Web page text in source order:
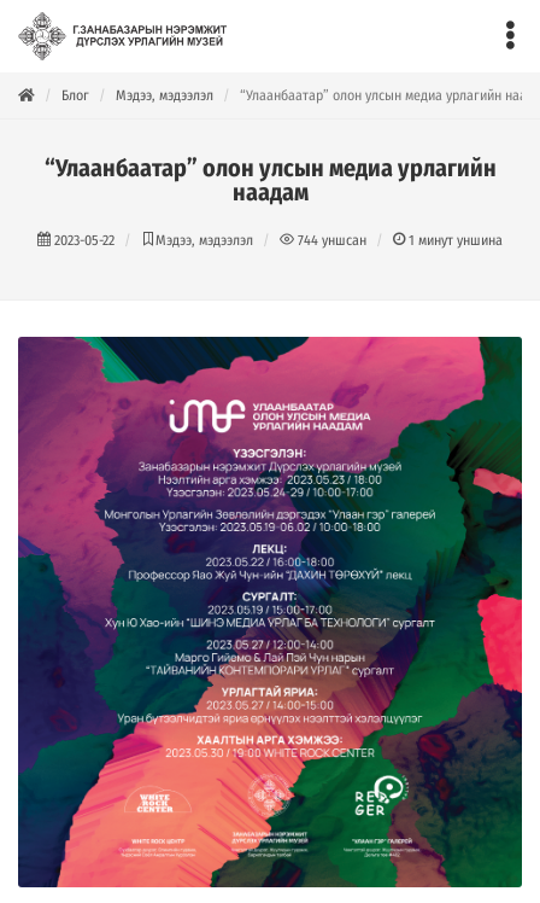
Блог Мэдээ, мэдээлэл “Улаанбаатар” олон улсын медиа урлагийн
“Улаанбаатар” олон улсын медиа урлагийн
наадам
2023-05-22 Мэдээ, мэдээлэл 744 уншсан 1 минут уншина